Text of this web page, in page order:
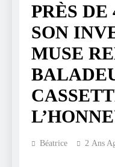
PRÈS DE
SON
MUSE
Béatrice 2 Ans